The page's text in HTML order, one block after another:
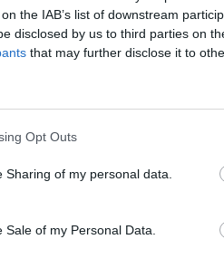
the IAB’s list of downstream
disclosed by us to third parties on
that may further disclose it to
Opt Outs
of my personal data.
of my Personal Data.
w Europie, a Polska znalazła
z rankingu francuskiego
powstało na podstawie ocen 60
znalazły się także Francja,